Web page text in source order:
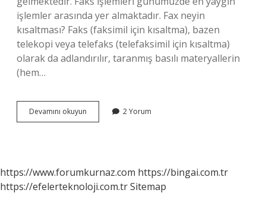
işlemler arasında yer almaktadır. Fax neyin
kısaltması? Faks (faksimil için kısaltma), bazen
telekopi veya telefaks (telefaksimil için kısaltma)
olarak da adlandırılır, taranmış basılı materyallerin
(hem…
Devamını okuyun
Yabancı
2 Yorum
https://www.forumkurnaz.com https://bingai.com.tr
https://efelerteknoloji.com.trSitemap